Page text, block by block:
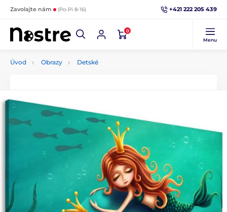
Zavolajte nám (Po-Pi 8-16) +421 222 205 439
0
Menu
Úvod Obrazy Detské